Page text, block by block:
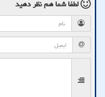
لطفا شما همنظر دهید